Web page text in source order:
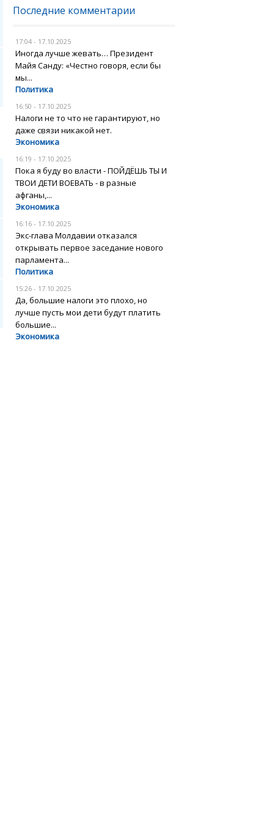
Последние комментарии
17:04 - 17.10.2025
Иногда лучше жевать… Президент
Майя Санду: «Честно говоря, если бы
мы...
Политика
16:50 - 17.10.2025
Налоги не то что не гарантируют, но
даже связи никакой нет.
Экономика
16:19 - 17.10.2025
Пока я буду во власти - ПОЙДЁШЬ ТЫ И
ТВОИ ДЕТИ ВОЕВАТЬ - в разные
афганы,...
Экономика
16:16 - 17.10.2025
Экс-глава Молдавии отказался
открывать первое заседание нового
парламента...
Политика
15:26 - 17.10.2025
Да, большие налоги это плохо, но
лучше пусть мои дети будут платить
большие...
Экономика